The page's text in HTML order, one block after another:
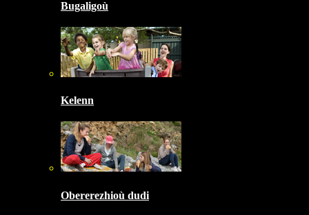
Bugaligoù
Kelenn
Obererezhioù dudi